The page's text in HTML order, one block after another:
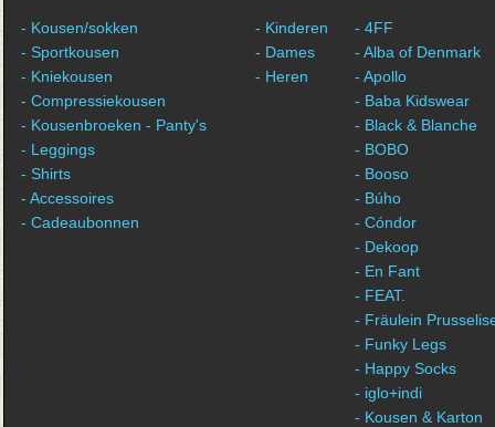
- Kousen/sokken
- Sportkousen
- Kniekousen
- Compressiekousen
- Kousenbroeken - Panty's
- Leggings
- Shirts
- Accessoires
- Cadeaubonnen
- Kinderen
- Dames
- Heren
- 4FF
- Alba of Denmark
- Apollo
- Baba Kidswear
- Black & Blanche
- BOBO
- Booso
- Búho
- Cóndor
- Dekoop
- En Fant
- FEAT.
- Fräulein
- Funky Legs
- Happy Socks
- iglo+indi
- Kousen & Karton